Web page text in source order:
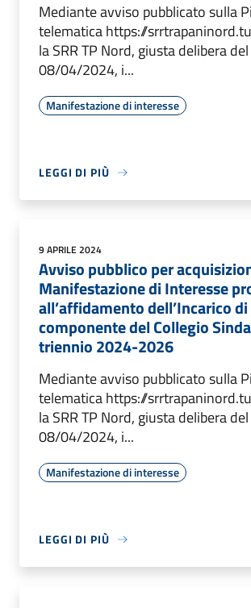
Mediante avviso pubblicato sulla
telematica https://
la SRR TP Nord, giusta delibera
08/04/2024, i...
Manifestazione di interesse
LEGGI DI PIÙ
9 APRILE 2024
Avviso pubblico per
Manifestazione di Interesse
all’affidamento dell’Incarico di
componente del Collegio
triennio 2024-2026
Mediante avviso pubblicato sulla
telematica https://
la SRR TP Nord, giusta delibera
08/04/2024, i...
Manifestazione di interesse
LEGGI DI PIÙ